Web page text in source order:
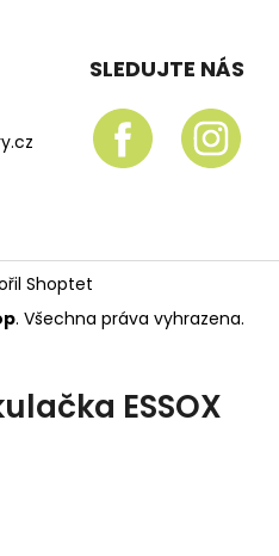
SLEDUJTE NÁS
Shoptet
. Všechna práva vyhrazena.
ESSOX